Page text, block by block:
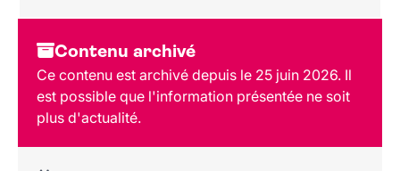
Dates et horaires
Au programme
Tarif et réservation
Public
Lieu et contact
Contenu archivé
Ce contenu est archivé depuis le 25 juin 2026. Il
est possible que l'information présentée ne soit
plus d'actualité.